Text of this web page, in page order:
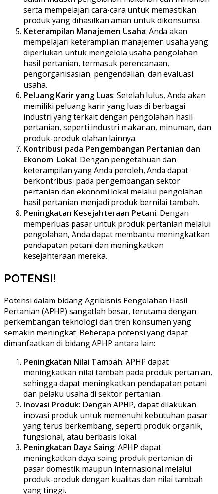
serta mempelajari cara-cara untuk memastikan
produk yang dihasilkan aman untuk dikonsumsi.
Keterampilan Manajemen Usaha: Anda akan
mempelajari keterampilan manajemen usaha yang
diperlukan untuk mengelola usaha pengolahan
hasil pertanian, termasuk perencanaan,
pengorganisasian, pengendalian, dan evaluasi
usaha.
Peluang Karir yang Luas: Setelah lulus, Anda akan
memiliki peluang karir yang luas di berbagai
industri yang terkait dengan pengolahan hasil
pertanian, seperti industri makanan, minuman, dan
produk-produk olahan lainnya.
Kontribusi pada Pengembangan Pertanian dan
Ekonomi Lokal: Dengan pengetahuan dan
keterampilan yang Anda peroleh, Anda dapat
berkontribusi pada pengembangan sektor
pertanian dan ekonomi lokal melalui pengolahan
hasil pertanian menjadi produk bernilai tambah.
Peningkatan Kesejahteraan Petani: Dengan
memperluas pasar untuk produk pertanian melalui
pengolahan, Anda dapat membantu meningkatkan
pendapatan petani dan meningkatkan
kesejahteraan mereka.
POTENSI!
Potensi dalam bidang Agribisnis Pengolahan Hasil
Pertanian (APHP) sangatlah besar, terutama dengan
perkembangan teknologi dan tren konsumen yang
semakin meningkat. Beberapa potensi yang dapat
dimanfaatkan di bidang APHP antara lain:
Peningkatan Nilai Tambah: APHP dapat
meningkatkan nilai tambah pada produk pertanian,
sehingga dapat meningkatkan pendapatan petani
dan pelaku usaha di sektor pertanian.
Inovasi Produk: Dengan APHP, dapat dilakukan
inovasi produk untuk memenuhi kebutuhan pasar
yang terus berkembang, seperti produk organik,
fungsional, atau berbasis lokal.
Peningkatan Daya Saing: APHP dapat
meningkatkan daya saing produk pertanian di
pasar domestik maupun internasional melalui
produk-produk dengan kualitas dan nilai tambah
yang tinggi.